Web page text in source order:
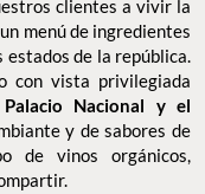
clientes a vivir la
menú de ingredientes
de la república.
con vista privilegiada
Nacional y el
y de sabores de
de vinos orgánicos,